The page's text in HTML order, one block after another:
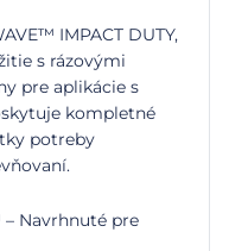
IMPACT DUTY,
s rázovými
pre aplikácie s
kompletné
potreby
Navrhnuté pre